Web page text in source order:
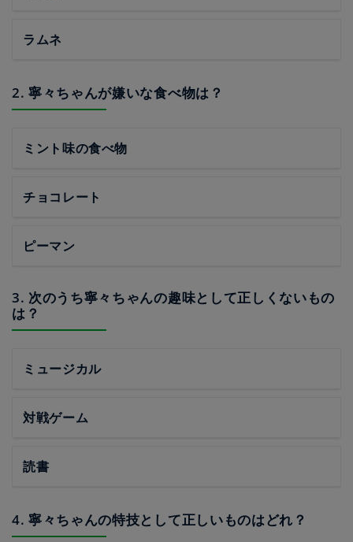
ラムネ
2. 寧々ちゃんが嫌いな食べ物は？
ミント味の食べ物
チョコレート
ピーマン
3. 次のうち寧々ちゃんの趣味として正しくないもの
は？
ミュージカル
対戦ゲーム
読書
4. 寧々ちゃんの特技として正しいものはどれ？